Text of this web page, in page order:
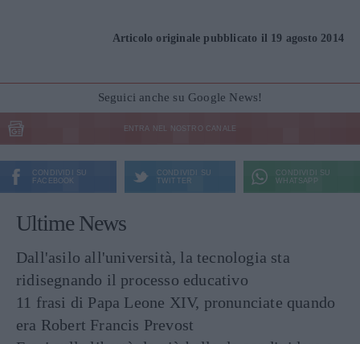
Articolo originale pubblicato il 19 agosto 2014
Seguici anche su Google News!
ENTRA NEL NOSTRO CANALE
CONDIVIDI SU
FACEBOOK
CONDIVIDI SU
TWITTER
CONDIVIDI SU
WHATSAPP
Ultime News
Dall'asilo all'università, la tecnologia sta
ridisegnando il processo educativo
11 frasi di Papa Leone XIV, pronunciate quando
era Robert Francis Prevost